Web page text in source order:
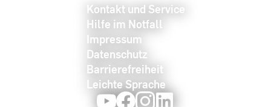
Kontakt und Service
Hilfe im Notfall
Impressum
Datenschutz
Barrierefreiheit
Leichte Sprache
YoutubeFacebookInstagram